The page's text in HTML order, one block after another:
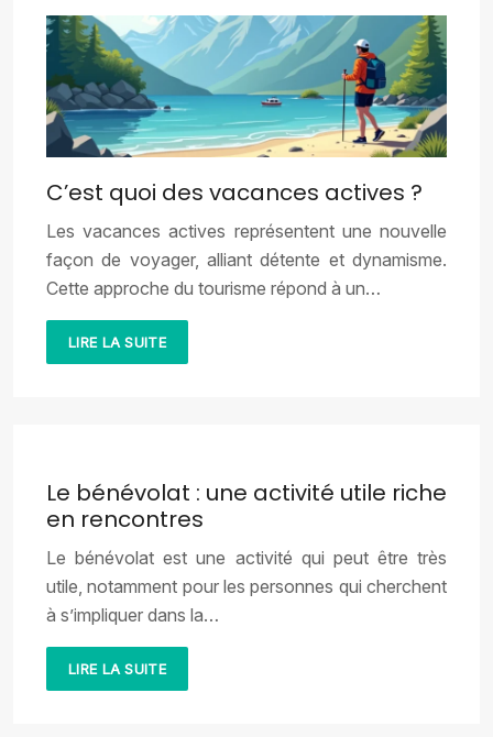
C’est quoi des vacances actives ?
Les vacances actives représentent une nouvelle
façon de voyager, alliant détente et dynamisme.
Cette approche du tourisme répond à un…
LIRE LA SUITE
Le bénévolat : une activité utile riche
en rencontres
Le bénévolat est une activité qui peut être très
utile, notamment pour les personnes qui cherchent
à s’impliquer dans la…
LIRE LA SUITE